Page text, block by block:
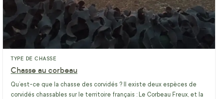
TYPE DE CHASSE
Chasse au corbeau
Qu’est-ce que la chasse des corvidés ? Il existe deux espèces de
corvidés chassables sur le territoire français : Le Corbeau Freux, et la